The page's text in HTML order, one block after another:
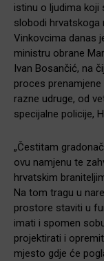
istinu o ljudima
slobodi hrvatskoga
Vinkovcima danas
ministru obrane
Ivan Bosančić, na
proces
razne udruge, od
specijalne policije,
„Čestitam
ovu namjenu te
hrvatskim
Na tom tragu u
prostore staviti u
imati i spomen
projektirati i
mjesto gdje će